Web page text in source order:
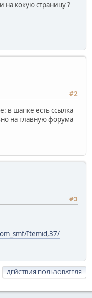
на кокую страницу ?
#2
в шапке есть ссылка
на главную форума
#3
Itemid,37/
ДЕЙСТВИЯ ПОЛЬЗОВАТЕЛЯ